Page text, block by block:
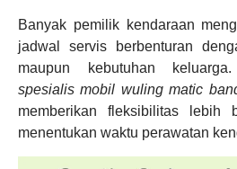
Banyak pemilik kendaraan
jadwal servis berbenturan
maupun kebutuhan
spesialis mobil wuling matic
memberikan fleksibilitas lebih
menentukan waktu perawatan